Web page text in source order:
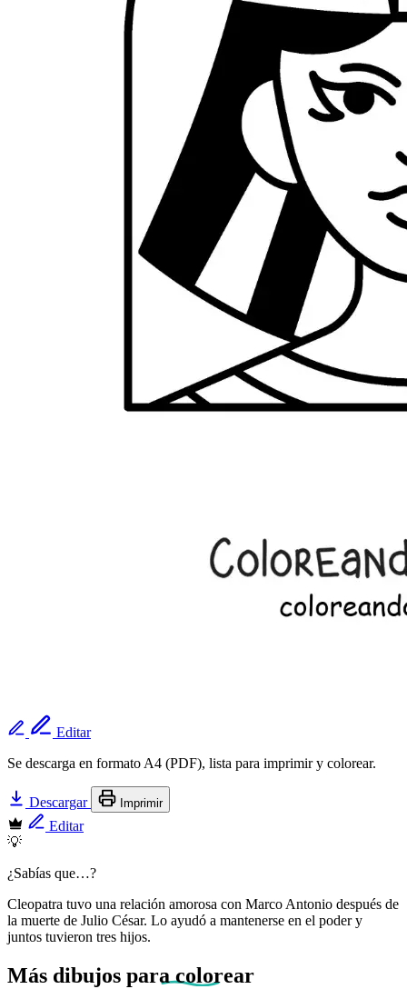
Editar
Se descarga en formato A4 (PDF), lista para imprimir y colorear.
Descargar Imprimir
Editar
💡
¿Sabías que…?
Cleopatra tuvo una relación amorosa con Marco Antonio después de
la muerte de Julio César. Lo ayudó a mantenerse en el poder y
juntos tuvieron tres hijos.
Más dibujos para colorear